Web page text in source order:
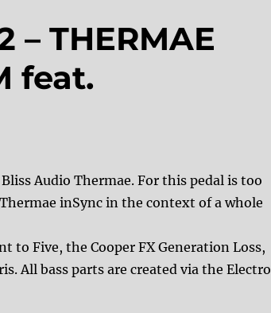
THERMAE
feat.
Audio Thermae. For this pedal is too
inSync in the context of a whole
to Five, the Cooper FX Generation Loss,
All bass parts are created via the Electro